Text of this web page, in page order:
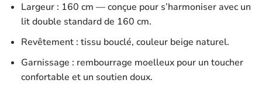
Largeur : 160 cm — conçue pour s’harmoniser avec un
lit double standard de 160 cm.
Revêtement : tissu bouclé, couleur beige naturel.
Garnissage : rembourrage moelleux pour un toucher
confortable et un soutien doux.